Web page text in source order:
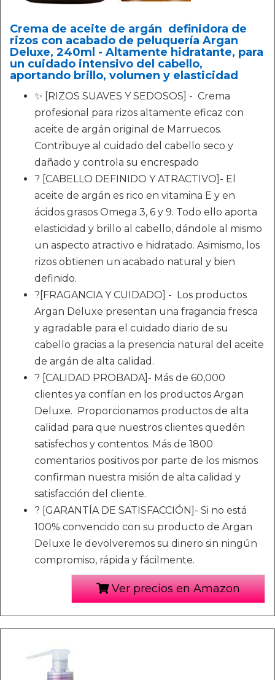
Crema de aceite de argán definidora de
rizos con acabado de peluquería Argan
Deluxe, 240ml - Altamente hidratante, para
un cuidado intensivo del cabello,
aportando brillo, volumen y elasticidad
✨ [RIZOS SUAVES Y SEDOSOS] - Crema
profesional para rizos altamente eficaz con
aceite de argán original de Marruecos.
Contribuye al cuidado del cabello seco y
dañado y controla su encrespado
? [CABELLO DEFINIDO Y ATRACTIVO]- El
aceite de argán es rico en vitamina E y en
ácidos grasos Omega 3, 6 y 9. Todo ello aporta
elasticidad y brillo al cabello, dándole al mismo
un aspecto atractivo e hidratado. Asimismo, los
rizos obtienen un acabado natural y bien
definido.
?[FRAGANCIA Y CUIDADO] - Los productos
Argan Deluxe presentan una fragancia fresca
y agradable para el cuidado diario de su
cabello gracias a la presencia natural del aceite
de argán de alta calidad.
? [CALIDAD PROBADA]- Más de 60,000
clientes ya confían en los productos Argan
Deluxe. Proporcionamos productos de alta
calidad para que nuestros clientes quedén
satisfechos y contentos. Más de 1800
comentarios positivos por parte de los mismos
confirman nuestra misión de alta calidad y
satisfacción del cliente.
? [GARANTÍA DE SATISFACCIÓN]- Si no está
100% convencido con su producto de Argan
Deluxe le devolveremos su dinero sin ningún
compromiso, rápida y fácilmente.
Ver precios en Amazon